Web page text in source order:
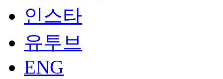
인스타
유투브
ENG